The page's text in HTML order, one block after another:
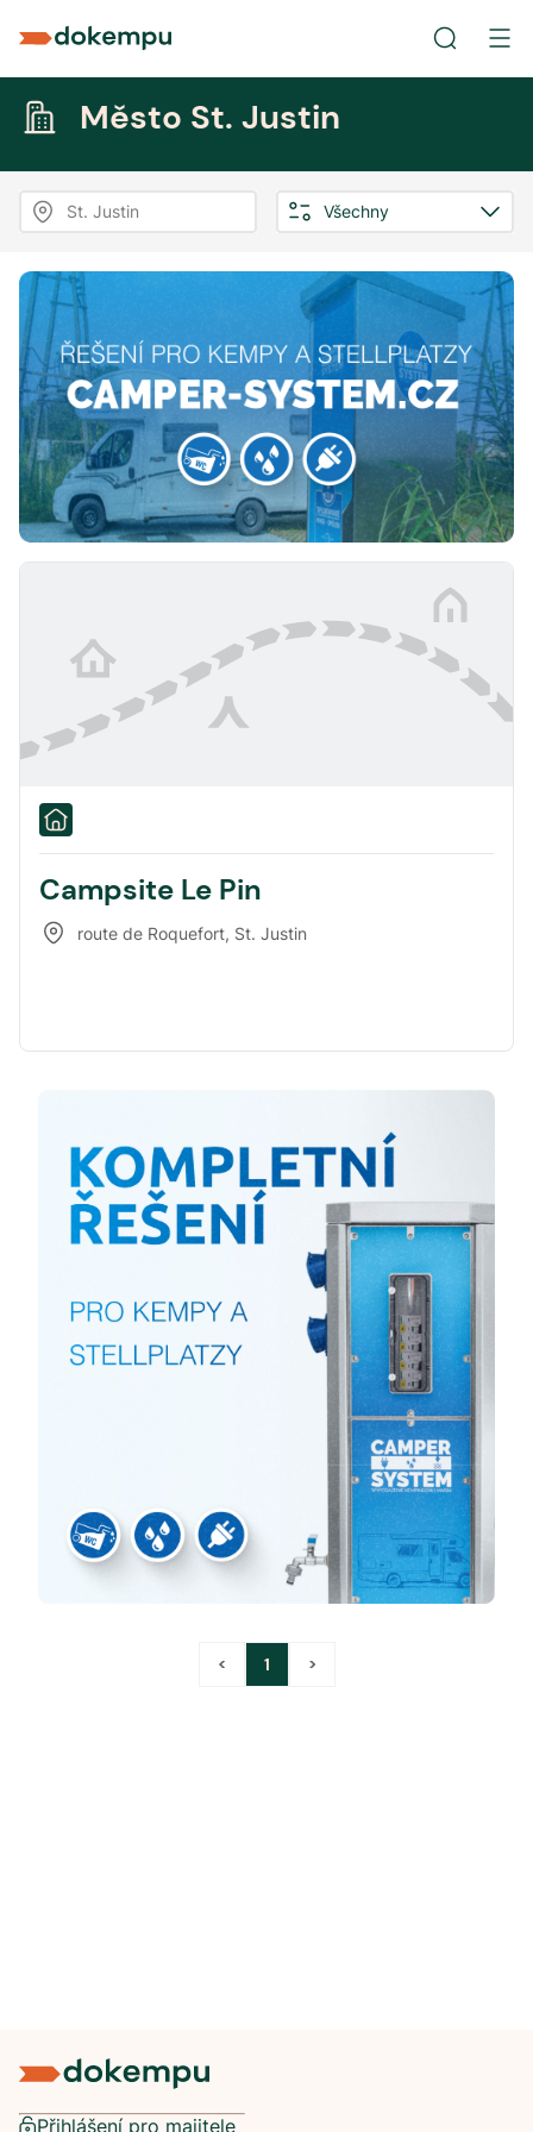
Město St. Justin
St. Justin Všechny
Campsite Le Pin
route de Roquefort, St. Justin
< 1 >
Přihlášení pro majitele